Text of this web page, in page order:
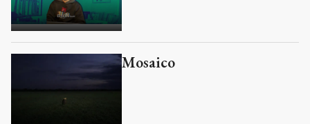
Mosaico